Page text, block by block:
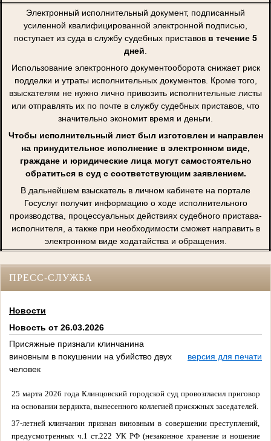
Электронный исполнительный документ, подписанный
усиленной квалифицированной электронной подписью,
поступает из суда в службу судебных приставов в течение 5
дней
Использование электронного документооборота снижает риск
подделки и утраты исполнительных документов. Кроме того,
взыскателям не нужно лично привозить исполнительные листы
или отправлять их по почте в службу судебных приставов, что
значительно экономит время и деньги.
Чтобы исполнительный лист был изготовлен и направлен
на принудительное исполнение в электронном виде,
граждане и юридические лица могут самостоятельно
обратиться в суд с соответствующим заявлением.
В дальнейшем взыскатель в личном кабинете на портале
Госуслуг получит информацию о ходе исполнительного
производства, процессуальных действиях судебного пристава-
исполнителя, а также при необходимости сможет направить в
электронном виде ходатайства и обращения.
ПРЕСС-СЛУЖБА
Новости
Новость от 26.03.2026
Присяжные признали клинчанина
виновным в покушении на убийство двух
человек
версия для печати
25 марта 2026 года Клинцовский городской суд провозгласил приговор
на основании вердикта, вынесенного коллегией присяжных заседателей.
37-летней клинчанин признан виновным в совершении преступлений,
предусмотренных ч.1 ст.222 УК РФ (незаконное хранение и ношение